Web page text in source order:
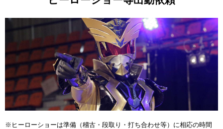
※ヒーローショーは準備（稽古・段取り・打ち合わせ等）に相応の時間